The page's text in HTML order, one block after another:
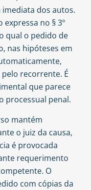
dos autos.
no § 3º
qual o pedido de
nas hipóteses em
recorrente. É
que parece
processual penal.
mantém
o juiz da causa,
é provocada
requerimento
O
com cópias da